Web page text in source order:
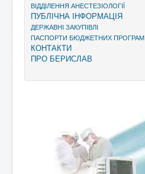
ВІДДІЛЕННЯ АНЕСТЕЗІОЛОГІЇ
ПУБЛІЧНА ІНФОРМАЦІЯ
ДЕРЖАВНІ ЗАКУПІВЛІ
ПАСПОРТИ БЮДЖЕТНИХ ПРОГРАМ
КОНТАКТИ
ПРО БЕРИСЛАВ